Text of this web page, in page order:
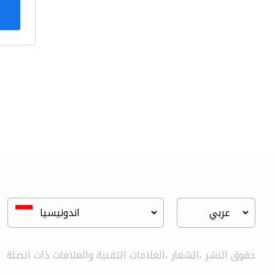
حقوق النشر ،الشعار ،العلامات التقنية والعلامات ذات الصلة